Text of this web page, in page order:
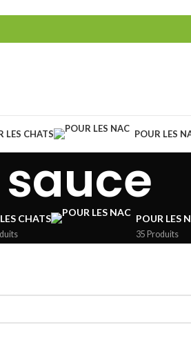
LES CHATS POUR LES
CHATS POUR LES
35 Produits